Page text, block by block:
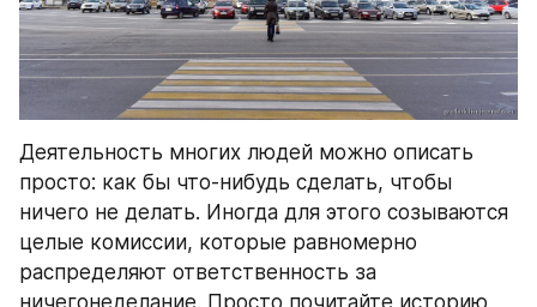
Деятельность многих людей можно описать
просто: как бы что-нибудь сделать, чтобы
ничего не делать. Иногда для этого созываются
целые комиссии, которые равномерно
распределяют ответственность за